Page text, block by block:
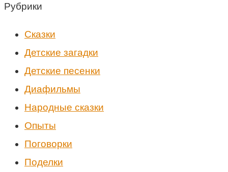
Рубрики
Cказки
Детские загадки
Детские песенки
Диафильмы
Народные сказки
Опыты
Поговорки
Поделки